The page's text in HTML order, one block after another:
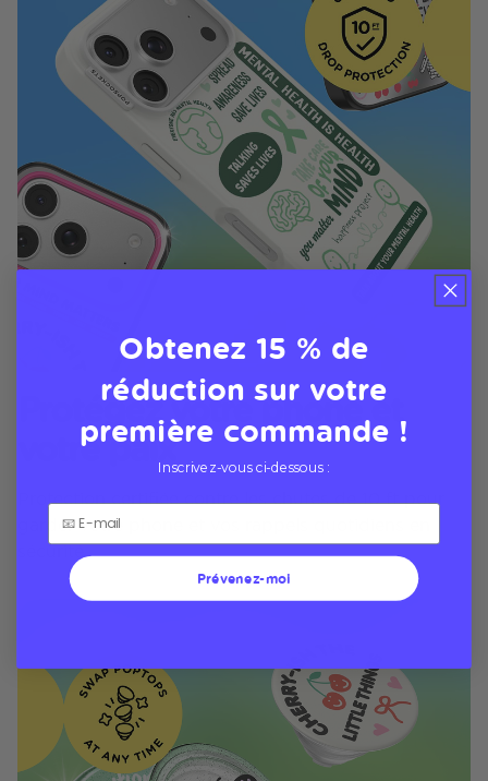
Protégez votre phone et
votre paix
Protection certifiée contre les chutes de 10 ft pour
garder votre phone et vos rappels quotidiens en
sécurité
Obtenez 15 % de
réduction sur votre
première commande !
Inscrivez-vous ci-dessous :
Prévenez-moi